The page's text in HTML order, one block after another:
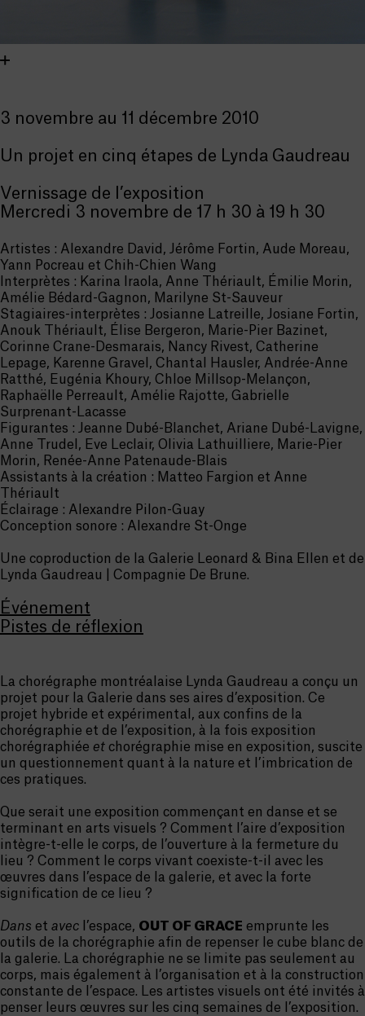
3 novembre au 11 décembre 2010
Un projet en cinq étapes de Lynda Gaudreau
Vernissage de l’exposition
Mercredi 3 novembre de 17 h 30 à 19 h 30
Artistes : Alexandre David, Jérôme Fortin, Aude Moreau,
Yann Pocreau et Chih-Chien Wang
Interprètes : Karina Iraola, Anne Thériault, Émilie Morin,
Amélie Bédard-Gagnon, Marilyne St-Sauveur
Stagiaires-interprètes : Josianne Latreille, Josiane Fortin,
Anouk Thériault, Élise Bergeron, Marie-Pier Bazinet,
Corinne Crane-Desmarais, Nancy Rivest, Catherine
Lepage, Karenne Gravel, Chantal Hausler, Andrée-Anne
Ratthé, Eugénia Khoury, Chloe Millsop-Melançon,
Raphaëlle Perreault, Amélie Rajotte, Gabrielle
Surprenant-Lacasse
Figurantes : Jeanne Dubé-Blanchet, Ariane Dubé-Lavigne,
Anne Trudel, Eve Leclair, Olivia Lathuilliere, Marie-Pier
Morin, Renée-Anne Patenaude-Blais
Assistants à la création : Matteo Fargion et Anne
Thériault
Éclairage : Alexandre Pilon-Guay
Conception sonore : Alexandre St-Onge
Une coproduction de la Galerie Leonard & Bina Ellen et de
Lynda Gaudreau | Compagnie De Brune.
Événement
Pistes de réflexion
La chorégraphe montréalaise Lynda Gaudreau a conçu un
projet pour la Galerie dans ses aires d’exposition. Ce
projet hybride et expérimental, aux confins de la
chorégraphie et de l’exposition, à la fois exposition
chorégraphiée et chorégraphie mise en exposition, suscite
un questionnement quant à la nature et l’imbrication de
ces pratiques.
Que serait une exposition commençant en danse et se
terminant en arts visuels ? Comment l’aire d’exposition
intègre-t-elle le corps, de l’ouverture à la fermeture du
lieu ? Comment le corps vivant coexiste-t-il avec les
œuvres dans l’espace de la galerie, et avec la forte
signification de ce lieu ?
Dans et avec l’espace, OUT OF GRACE emprunte les
outils de la chorégraphie afin de repenser le cube blanc de
la galerie. La chorégraphie ne se limite pas seulement au
corps, mais également à l’organisation et à la construction
constante de l’espace. Les artistes visuels ont été invités à
penser leurs œuvres sur les cinq semaines de l’exposition.